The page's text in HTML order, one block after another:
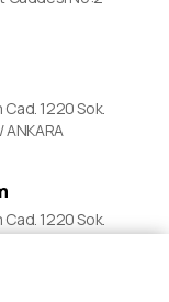
1220 Sok.
ANKARA
1220 Sok.